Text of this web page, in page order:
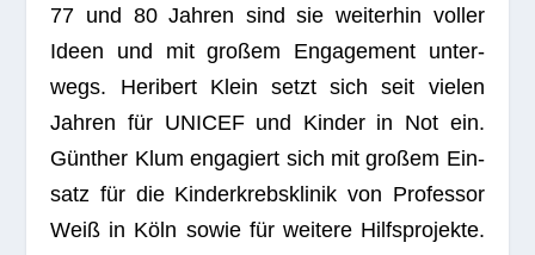
77 und 80 Jah­ren sind sie wei­ter­hin vol­ler
Ideen und mit gro­ßem Enga­ge­ment unter­
wegs. Heri­bert Klein setzt sich seit vie­len
Jah­ren für UNICEF und Kin­der in Not ein.
Gün­ther Klum enga­giert sich mit gro­ßem Ein­
satz für die Kin­der­krebs­kli­nik von Pro­fes­sor
Weiß in Köln sowie für wei­tere Hilfs­pro­jekte.